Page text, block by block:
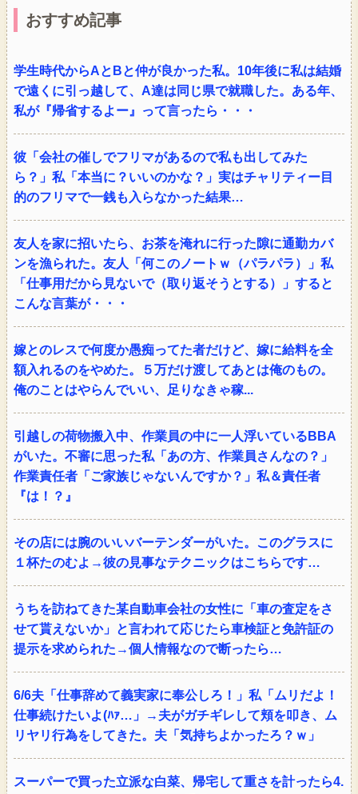
おすすめ記事
学生時代からAとBと仲が良かった私。10年後に私は結婚
で遠くに引っ越して、A達は同じ県で就職した。ある年、
私が『帰省するよー』って言ったら・・・
彼「会社の催しでフリマがあるので私も出してみた
ら？」私「本当に？いいのかな？」実はチャリティー目
的のフリマで一銭も入らなかった結果…
友人を家に招いたら、お茶を淹れに行った隙に通勤カバ
ンを漁られた。友人「何このノートｗ（パラパラ）」私
「仕事用だから見ないで（取り返そうとする）」すると
こんな言葉が・・・
嫁とのレスで何度か愚痴ってた者だけど、嫁に給料を全
額入れるのをやめた。５万だけ渡してあとは俺のもの。
俺のことはやらんでいい、足りなきゃ稼...
引越しの荷物搬入中、作業員の中に一人浮いているBBA
がいた。不審に思った私「あの方、作業員さんなの？」
作業責任者「ご家族じゃないんですか？」私＆責任者
『は！？』
その店には腕のいいバーテンダーがいた。このグラスに
１杯たのむよ→彼の見事なテクニックはこちらです…
うちを訪ねてきた某自動車会社の女性に「車の査定をさ
せて貰えないか」と言われて応じたら車検証と免許証の
提示を求められた→個人情報なので断ったら…
6/6夫「仕事辞めて義実家に奉公しろ！」私「ムリだよ！
仕事続けたいよ(ﾊｧ…」→夫がガチギレして頬を叩き、ム
リヤリ行為をしてきた。夫「気持ちよかったろ？ｗ」
スーパーで買った立派な白菜、帰宅して重さを計ったら4.